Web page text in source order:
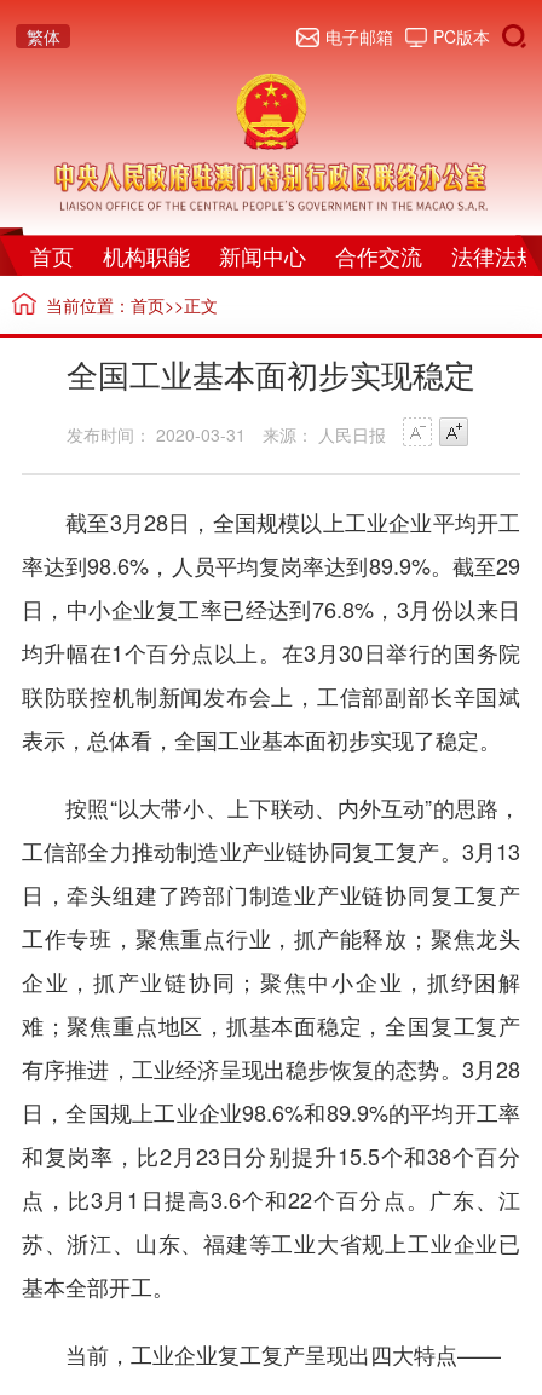
繁体 PC版本
电子邮箱
首页 机构职能 新闻中心 合作交流 法律法规
当前位置： 首页>>正文
全国工业基本面初步实现稳定
发布时间： 2020-03-31 来源： 人民日报
截至3月28日，全国规模以上工业企业平均开工
率达到98.6%，人员平均复岗率达到89.9%。截至29
日，中小企业复工率已经达到76.8%，3月份以来日
均升幅在1个百分点以上。在3月30日举行的国务院
联防联控机制新闻发布会上，工信部副部长辛国斌
表示，总体看，全国工业基本面初步实现了稳定。
按照“以大带小、上下联动、内外互动”的思路，
工信部全力推动制造业产业链协同复工复产。3月13
日，牵头组建了跨部门制造业产业链协同复工复产
工作专班，聚焦重点行业，抓产能释放；聚焦龙头
企业，抓产业链协同；聚焦中小企业，抓纾困解
难；聚焦重点地区，抓基本面稳定，全国复工复产
有序推进，工业经济呈现出稳步恢复的态势。3月28
日，全国规上工业企业98.6%和89.9%的平均开工率
和复岗率，比2月23日分别提升15.5个和38个百分
点，比3月1日提高3.6个和22个百分点。广东、江
苏、浙江、山东、福建等工业大省规上工业企业已
基本全部开工。
当前，工业企业复工复产呈现出四大特点——